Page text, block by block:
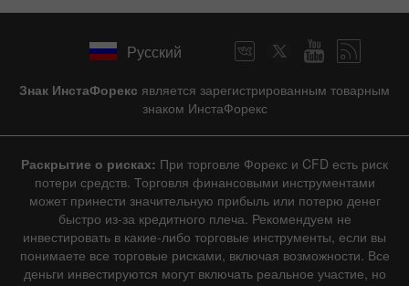
Русский
Знак ИнстаФорекс является зарегистрированным товарным
знаком ИнстаФорекс
Раскрытие о рисках: При торговле Форекс и CFD есть риск
потери средств. Торговля финансовыми инструментами
может принести значительную прибыль или потерю денег
быстро из-за кредитного плеча. Рекомендуем не
инвестировать в какие-либо торговые инструменты, если вы
понимаете все торговые рисками, включая возможности. Все
деньги инвестируются могут включать реальное участие, но